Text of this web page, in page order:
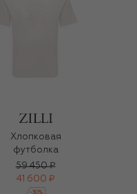
Хлопковая
футболка
59 450 ₽
41 600 ₽
-30%